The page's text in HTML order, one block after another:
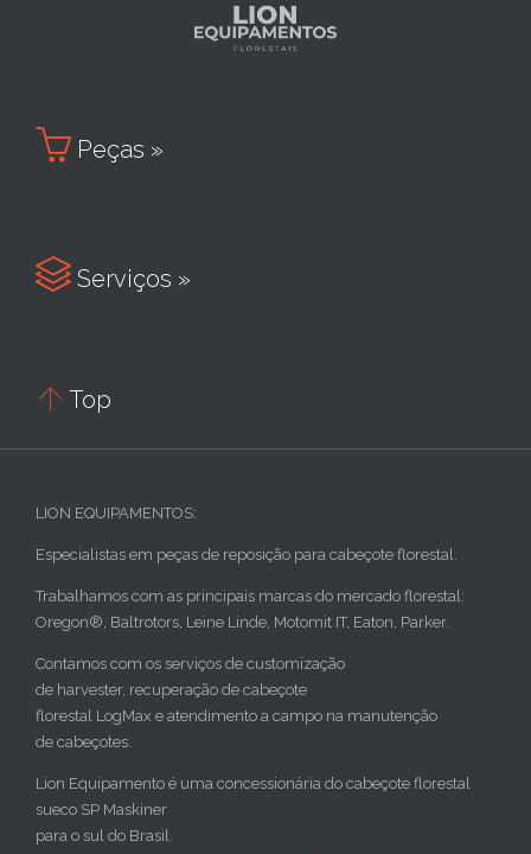
 Peças »
 Serviços »
 Top
LION EQUIPAMENTOS:
Especialistas em peças de reposição para cabeçote florestal.
Trabalhamos com as principais marcas do mercado florestal:
Oregon®, Baltrotors, Leine Linde, Motomit IT, Eaton, Parker.
Contamos com os serviços de customização
de harvester, recuperação de cabeçote
florestal LogMax e atendimento a campo na manutenção
de cabeçotes.
Lion Equipamento é uma concessionária do cabeçote florestal
sueco SP Maskiner
para o sul do Brasil.